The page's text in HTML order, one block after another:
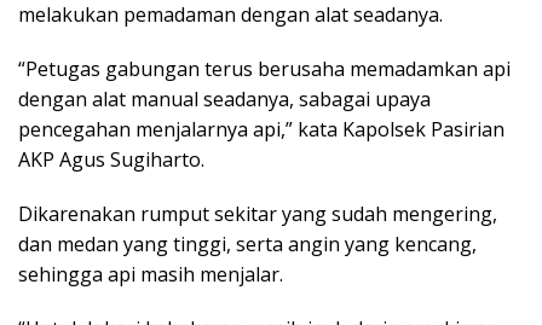
melakukan pemadaman dengan alat seadanya.
“Petugas gabungan terus berusaha memadamkan api
dengan alat manual seadanya, sabagai upaya
pencegahan menjalarnya api,” kata Kapolsek Pasirian
AKP Agus Sugiharto.
Dikarenakan rumput sekitar yang sudah mengering,
dan medan yang tinggi, serta angin yang kencang,
sehingga api masih menjalar.